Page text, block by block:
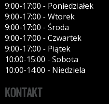
9:00-17:00 - Poniedziałek
9:00-17:00 - Wtorek
9:00-17:00 - Środa
9:00-17:00 - Czwartek
9:00-17:00 - Piątek
10:00-15:00 - Sobota
10:00-14:00 - Niedziela
KONTAKT